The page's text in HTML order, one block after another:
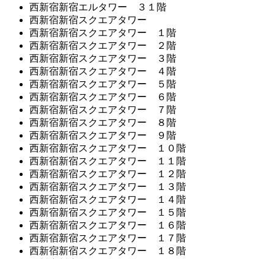
西新宿新宿エルタワー ３１階
西新宿新宿スクエアタワー
西新宿新宿スクエアタワー １階
西新宿新宿スクエアタワー ２階
西新宿新宿スクエアタワー ３階
西新宿新宿スクエアタワー ４階
西新宿新宿スクエアタワー ５階
西新宿新宿スクエアタワー ６階
西新宿新宿スクエアタワー ７階
西新宿新宿スクエアタワー ８階
西新宿新宿スクエアタワー ９階
西新宿新宿スクエアタワー １０階
西新宿新宿スクエアタワー １１階
西新宿新宿スクエアタワー １２階
西新宿新宿スクエアタワー １３階
西新宿新宿スクエアタワー １４階
西新宿新宿スクエアタワー １５階
西新宿新宿スクエアタワー １６階
西新宿新宿スクエアタワー １７階
西新宿新宿スクエアタワー １８階